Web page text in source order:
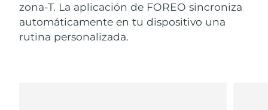
zona-T. La aplicación de FOREO sincroniza
automáticamente en tu dispositivo una
rutina personalizada.